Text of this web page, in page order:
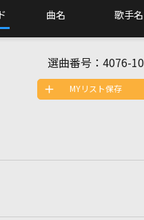
曲名 歌手名
選曲番号： 4076-10
MYリスト保存